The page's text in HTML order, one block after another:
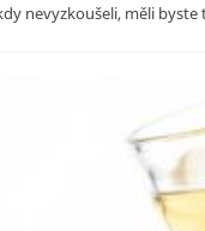
nevyzkoušeli, měli byste